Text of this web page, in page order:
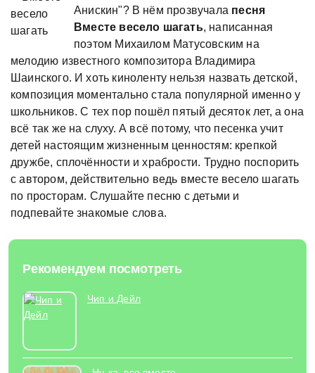
Анискин"? В нём прозвучала песня
Вместе весело шагать, написанная
поэтом Михаилом Матусовским на
мелодию известного композитора Владимира
Шаинского. И хоть киноленту нельзя назвать детской,
композиция моментально стала популярной именно у
школьников. С тех пор пошёл пятый десяток лет, а она
всё так же на слуху. А всё потому, что песенка учит
детей настоящим жизненным ценностям: крепкой
дружбе, сплочённости и храбрости. Трудно поспорить
с автором, действительно ведь вместе весело шагать
по просторам. Слушайте песню с детьми и
подпевайте знакомые слова.
Рекомендуем посмотреть
Чип и Дейл